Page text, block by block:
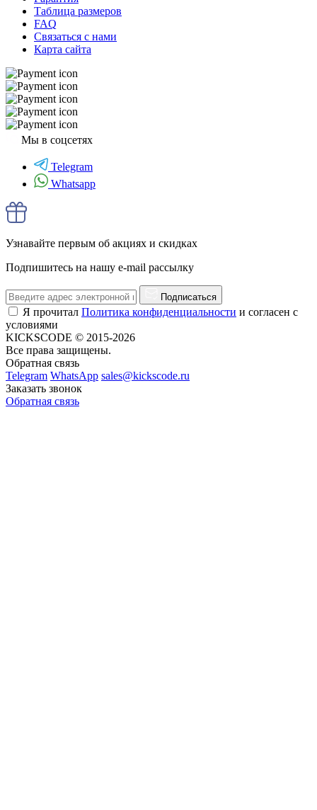
Таблица размеров
FAQ
Связаться с нами
Карта сайта
Мы в соцсетях
Telegram
Whatsapp
Узнавайте первым об акциях и скидках
Подпишитесь на нашу e-mail рассылку
Подписаться
Я прочитал Политика конфиденциальности и согласен с
условиями
KICKSCODE © 2015-2026
Все права защищены.
Обратная связь
Telegram WhatsApp sales@kickscode.ru
Заказать звонок
Обратная связь